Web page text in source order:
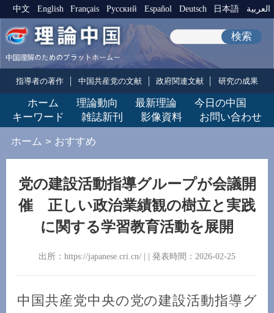
中文 English Français Pусский Español Deutsch 日本語 العربية
検索
指導者の著作 中国共産党の文献 政府関連文献 研究の成果
ホーム 理論動向 最新理論
今日の中国
キーワード
雑誌新刊 影像資料 お問い合わせ
ホーム > おすすめ
党の建設活動指導グループが会議開
催 正しい政治業績観の樹立と実践
に関する学習教育活動を展開
出所：https://japanese.cri.cn/ | | 発表時間：2026-02-25
中国共産党中央の党の建設活動指導グ